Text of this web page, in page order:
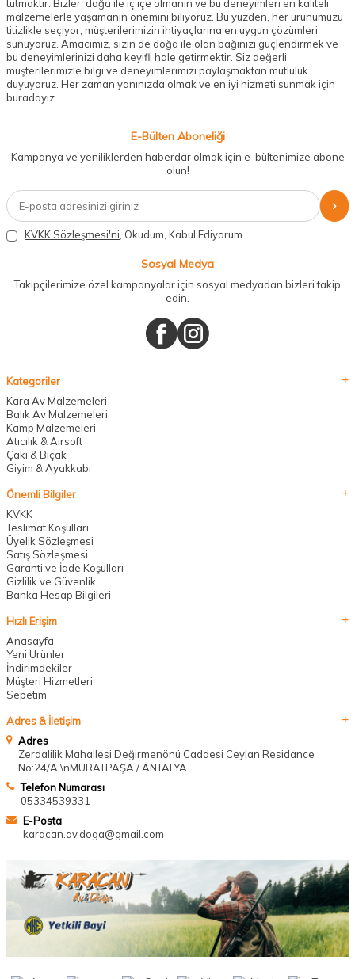
tutmaktır. Bizler, doğa ile iç içe olmanın ve bu deneyimleri en kaliteli
malzemelerle yaşamanın önemini biliyoruz. Bu yüzden, her ürünümüzü
titizlikle seçiyor, müşterilerimizin ihtiyaçlarına en uygun çözümleri
sunuyoruz. Amacımız, sizin de doğa ile olan bağınızı güçlendirmek ve
bu deneyimlerinizi daha keyifli hale getirmektir. Siz değerli
müşterilerimizle bilgi ve deneyimlerimizi paylaşmaktan mutluluk
duyuyoruz. Her zaman yanınızda olmak ve en iyi hizmeti sunmak için
buradayız.
E-Bülten Aboneliği
Kampanya ve yeniliklerden haberdar olmak için e-bültenimize abone
olun!
KVKK Sözleşmesi'ni , Okudum, Kabul Ediyorum.
Sosyal Medya
Takipçilerimize özel kampanyalar için sosyal medyadan bizleri takip
edin.
Kategoriler
Kara Av Malzemeleri
Balık Av Malzemeleri
Kamp Malzemeleri
Atıcılık & Airsoft
Çakı & Bıçak
Giyim & Ayakkabı
Önemli Bilgiler
KVKK
Teslimat Koşulları
Üyelik Sözleşmesi
Satış Sözleşmesi
Garanti ve İade Koşulları
Gizlilik ve Güvenlik
Banka Hesap Bilgileri
Hızlı Erişim
Anasayfa
Yeni Ürünler
İndirimdekiler
Müşteri Hizmetleri
Sepetim
Adres & İletişim
Adres
Zerdalilik Mahallesi Değirmenönü Caddesi Ceylan Residance
No:24/A \nMURATPAŞA / ANTALYA
Telefon Numarası
05334539331
E-Posta
karacan.av.doga@gmail.com